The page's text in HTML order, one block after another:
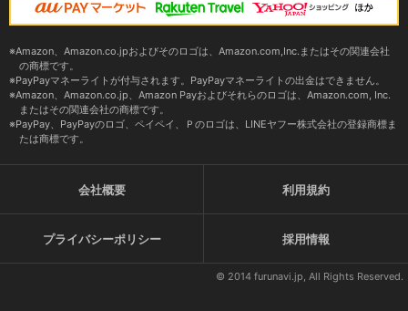
Amazon、Amazon.co.jpおよびそのロゴは、Amazon.com,Inc.またはその関連会社
の商標です。
PayPayマネーライトが付与されます。PayPayマネーライトの出金はできません。
Amazon、Amazon.co.jp、Amazon Payおよびそれらのロゴは、Amazon.com, Inc.
またはその関連会社の商標です。
PayPay、PayPayのロゴ、ペイペイ、Ｐのロゴは、LINEヤフー株式会社の登録商標ま
たは商標です。
会社概要 利用規約
プライバシーポリシー 採用情報
© 2014 furunavi.jp, All Rights Reserved.